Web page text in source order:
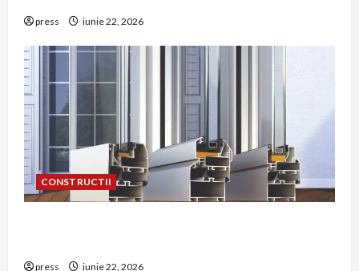
press iunie 22, 2026
CONSTRUCTII
press iunie 22, 2026